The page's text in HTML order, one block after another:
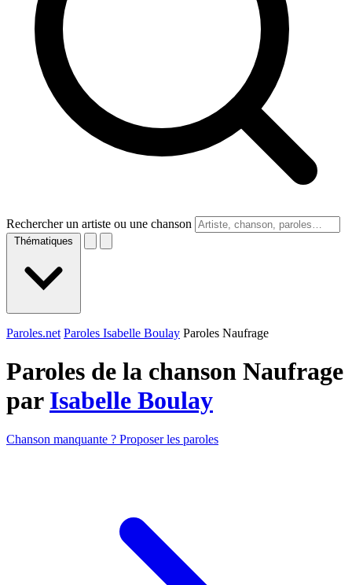
Rechercher un artiste ou une chanson
Thématiques
Paroles.net Paroles Isabelle Boulay Paroles Naufrage
Paroles de la chanson Naufrage
par Isabelle Boulay
Chanson manquante ? Proposer les paroles